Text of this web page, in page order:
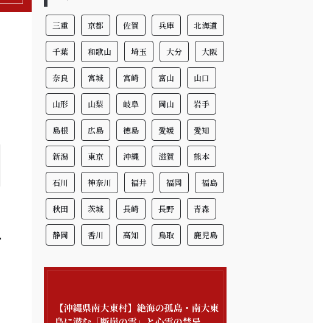
三重 京都 佐賀 兵庫 北海道
千葉 和歌山 埼玉 大分 大阪
奈良 宮城 宮崎 富山 山口
山形 山梨 岐阜 岡山 岩手
島根 広島 徳島 愛媛 愛知
新潟 東京 沖縄 滋賀 熊本
石川 神奈川 福井 福岡 福島
秋田 茨城 長崎 長野 青森
静岡 香川 高知 鳥取 鹿児島